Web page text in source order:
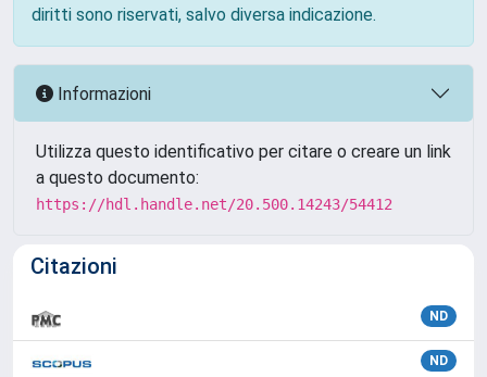
diritti sono riservati, salvo diversa indicazione.
Informazioni
Utilizza questo identificativo per citare o creare un link
a questo documento:
https://hdl.handle.net/20.500.14243/54412
Citazioni
ND
ND